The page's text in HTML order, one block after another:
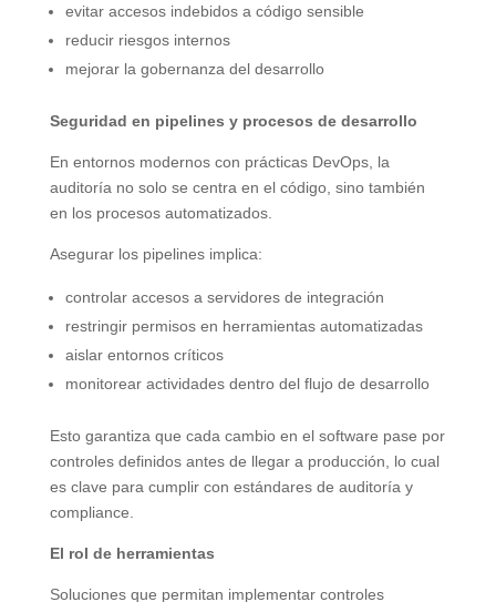
evitar accesos indebidos a código sensible
reducir riesgos internos
mejorar la gobernanza del desarrollo
Seguridad en pipelines y procesos de desarrollo
En entornos modernos con prácticas DevOps, la
auditoría no solo se centra en el código, sino también
en los procesos automatizados.
Asegurar los pipelines implica:
controlar accesos a servidores de integración
restringir permisos en herramientas automatizadas
aislar entornos críticos
monitorear actividades dentro del flujo de desarrollo
Esto garantiza que cada cambio en el software pase por
controles definidos antes de llegar a producción, lo cual
es clave para cumplir con estándares de auditoría y
compliance.
El rol de herramientas
Soluciones que permitan implementar controles